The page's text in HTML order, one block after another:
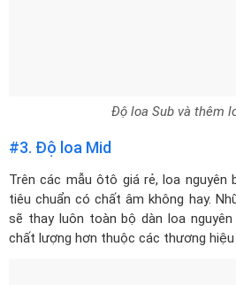
Độ loa Sub và thêm
#3. Độ loa Mid
Trên các mẫu ôtô giá rẻ, loa nguyên
tiêu chuẩn có chất âm không hay.
sẽ thay luôn toàn bộ dàn loa
chất lượng hơn thuộc các thương hiệu